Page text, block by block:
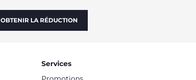
OBTENIR LA RÉDUCTION
Services